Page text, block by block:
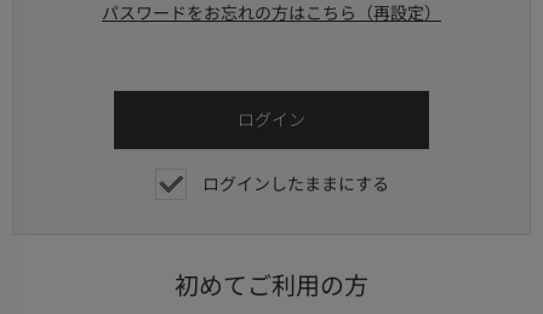
パスワードをお忘れの方はこちら（再設定）
ログインしたままにする
初めてご利用の方